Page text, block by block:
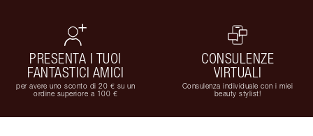
PRESENTA I TUOI
FANTASTICI AMICI
per avere uno sconto di 20 € su un
ordine superiore a 100 €
CONSULENZE
VIRTUALI
Consulenza individuale con i miei
beauty stylist!